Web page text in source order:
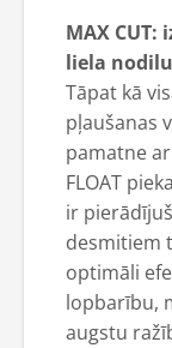
MAX
liela
Tāpat kā
pļaušanas
pamatne
FLOAT
ir
desmitiem
optimāli
lopbarību,
augstu